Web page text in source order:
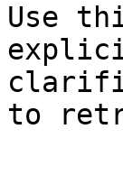
Use